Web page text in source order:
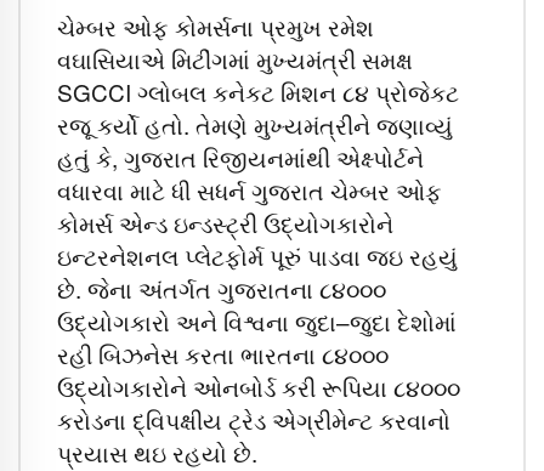
ચેમ્બર ઓફ કોમર્સના પ્રમુખ રમેશ
વઘાસિયાએ મિટીંગમાં મુખ્યમંત્રી સમક્ષ
SGCCI ગ્લોબલ કનેકટ મિશન ૮૪ પ્રોજેકટ
રજૂ કર્યો હતો. તેમણે મુખ્યમંત્રીને જણાવ્યું
હતું કે, ગુજરાત રિજીયનમાંથી એક્ષ્પોર્ટને
વધારવા માટે ધી સધર્ન ગુજરાત ચેમ્બર ઓફ
કોમર્સ એન્ડ ઇન્ડસ્ટ્રી ઉદ્યોગકારોને
ઇન્ટરનેશનલ પ્લેટફોર્મ પૂરું પાડવા જઇ રહયું
છે. જેના અંતર્ગત ગુજરાતના ૮૪૦૦૦
ઉદ્યોગકારો અને વિશ્વના જુદા–જુદા દેશોમાં
રહી બિઝનેસ કરતા ભારતના ૮૪૦૦૦
ઉદ્યોગકારોને ઓનબોર્ડ કરી રૂપિયા ૮૪૦૦૦
કરોડના દ્વિપક્ષીય ટ્રેડ એગ્રીમેન્ટ કરવાનો
પ્રયાસ થઇ રહયો છે.